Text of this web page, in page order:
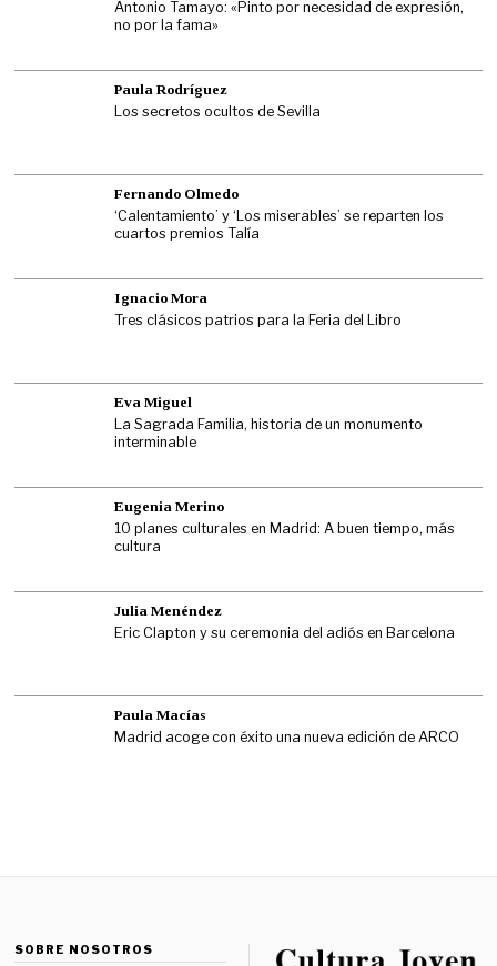
Antonio Tamayo: «Pinto por necesidad de expresión,
no por la fama»
Paula Rodríguez
Los secretos ocultos de Sevilla
Fernando Olmedo
‘Calentamiento’ y ‘Los miserables’ se reparten los
cuartos premios Talía
Ignacio Mora
Tres clásicos patrios para la Feria del Libro
Eva Miguel
La Sagrada Familia, historia de un monumento
interminable
Eugenia Merino
10 planes culturales en Madrid: A buen tiempo, más
cultura
Julia Menéndez
Eric Clapton y su ceremonia del adiós en Barcelona
Paula Macías
Madrid acoge con éxito una nueva edición de ARCO
SOBRE NOSOTROS